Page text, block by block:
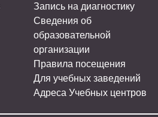
Запись на диагностику
Сведения об
образовательной
организации
Правила посещения
Для учебных заведений
Адреса Учебных центров